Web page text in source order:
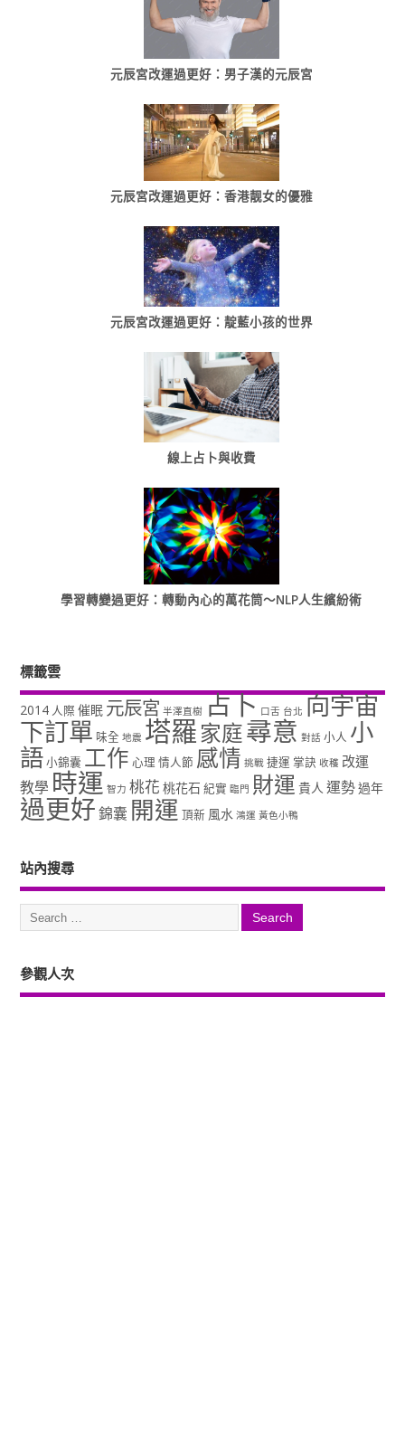
元辰宮改運過更好：男子漢的元辰宮
元辰宮改運過更好：香港靓女的優雅
元辰宮改運過更好：靛藍小孩的世界
線上占卜與收費
學習轉變過更好：轉動內心的萬花筒～NLP人生繽紛術
標籤雲
2014 人際 催眠 元辰宮 半澤直樹 占卜 口舌 台北 向宇宙
下訂單 味全 地震 塔羅家庭尋意 對話 小人 小
語小錦囊 工作 心理 情人節 感情 挑戰 捷運 掌訣 收穫 改運
教學 時運 智力 桃花 桃花石 紀實 臨門 財運 貴人 運勢過年
過更好錦囊 開運 頂新 風水 鴻運 黃色小鴨
站內搜尋
參觀人次